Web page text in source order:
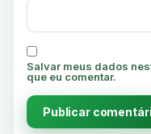
Salvar meus dados
que eu comentar.